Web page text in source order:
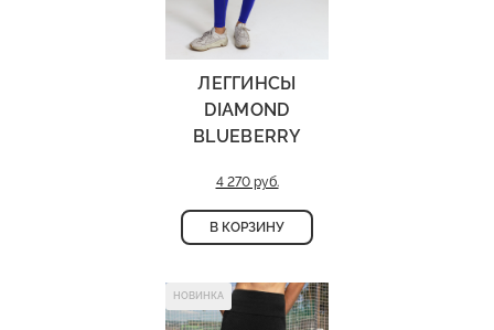
ЛЕГГИНСЫ
DIAMOND
BLUEBERRY
4 270 руб.
В КОРЗИНУ
НОВИНКА